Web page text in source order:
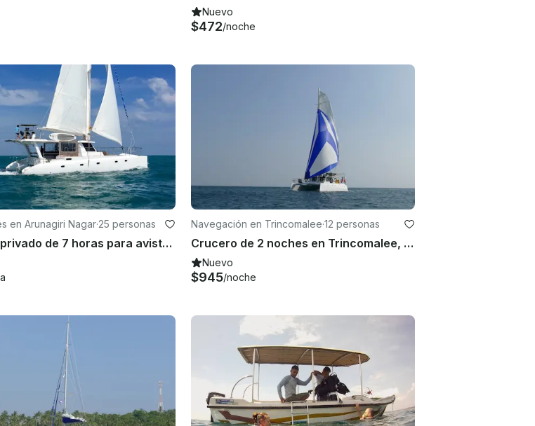
Nuevo
$472/noche
en Arunagiri Nagar·25 personas
Crucero privado de 7 horas para avistar ballenas en Trincomalee, Sri Lanka
Navegación en Trincomalee·12 personas
Crucero de 2 noches en Trincomalee, Sri Lanka
Nuevo
$945/noche